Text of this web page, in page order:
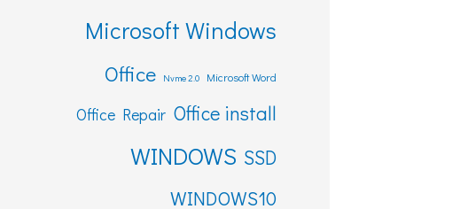
Microsoft Windows
Microsoft Word
Nvme 2.0
Office
Office install
Office Repair
SSD
WINDOWS
WINDOWS10